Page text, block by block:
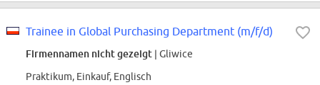
Trainee in Global Purchasing Department (m/f/d)
Firmennamen nicht gezeigt | Gliwice
Praktikum, Einkauf, Englisch